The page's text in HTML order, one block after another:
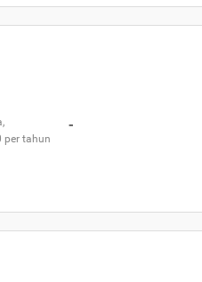
per tahun
-